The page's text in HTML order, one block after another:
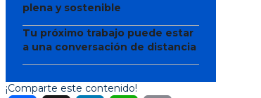
plena y sostenible
Tu próximo trabajo puede estar
a una conversación de distancia
¡Comparte este contenido!